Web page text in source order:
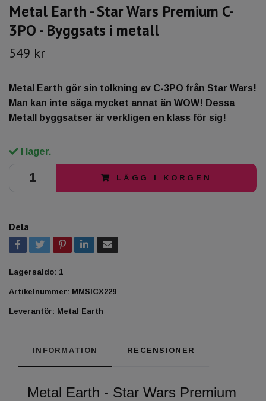
Metal Earth - Star Wars Premium C-
3PO - Byggsats i metall
549 kr
Metal Earth gör sin tolkning av C-3PO från Star Wars!
Man kan inte säga mycket annat än WOW! Dessa
Metall byggsatser är verkligen en klass för sig!
I lager.
LÄGG I KORGEN
Dela
Lagersaldo: 1
Artikelnummer: MMSICX229
Leverantör: Metal Earth
INFORMATION RECENSIONER
Metal Earth - Star Wars Premium